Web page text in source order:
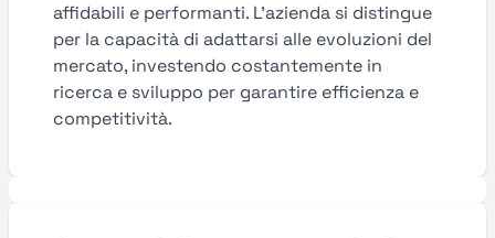
affidabili e performanti. L’azienda si distingue
per la capacità di adattarsi alle evoluzioni del
mercato, investendo costantemente in
ricerca e sviluppo per garantire efficienza e
competitività.